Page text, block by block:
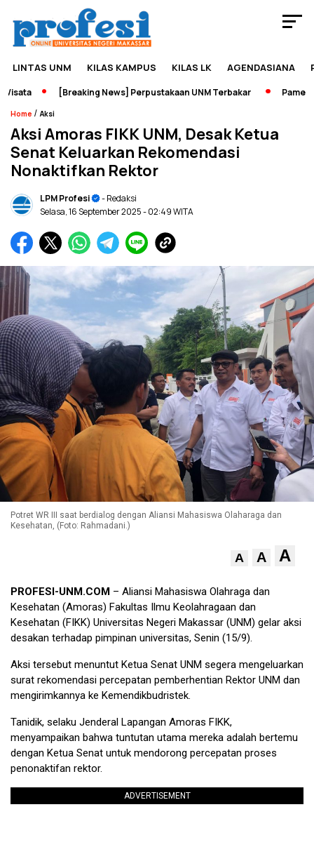
LINTAS UNM KILAS KAMPUS KILAS LK AGENDASIANA
[Breaking News] Perpustakaan UNM Terbakar Pameran
Home /Aksi
Aksi Amoras FIKK UNM, Desak Ketua
Senat Keluarkan Rekomendasi
Nonaktifkan Rektor
LPM Profesi
- Redaksi
Selasa, 16 September 2025- 02:49 WITA
Potret WR III saat berdialog dengan Aliansi Mahasiswa Olaharaga dan
Kesehatan, (Foto: Rahmadani.)
A A A
PROFESI-UNM.COM – Aliansi Mahasiswa Olahraga dan
Kesehatan (Amoras) Fakultas Ilmu Keolahragaan dan
Kesehatan (FIKK) Universitas Negeri Makassar (UNM) gelar aksi
desakan terhadap pimpinan universitas, Senin (15/9).
Aksi tersebut menuntut Ketua Senat UNM segera mengeluarkan
surat rekomendasi percepatan pemberhentian Rektor UNM dan
mengirimkannya ke Kemendikbudristek.
Tanidik, selaku Jenderal Lapangan Amoras FIKK,
menyampaikan bahwa tuntutan utama mereka adalah bertemu
dengan Ketua Senat untuk mendorong percepatan proses
penonaktifan rektor.
ADVERTISEMENT